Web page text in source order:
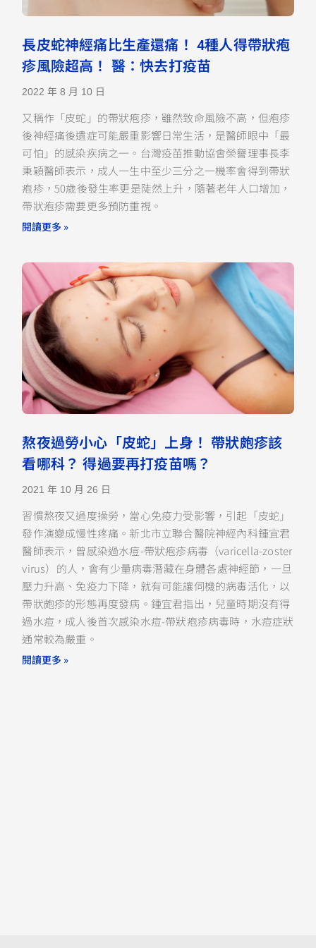
長皮蛇神經痛比生產還痛！ 4種人得帶狀疱
疹風險超高！ 醫：快去打疫苗
2022 年 8 月 10 日
又稱作「皮蛇」的帶狀疱疹，雖然致命風險不高，但疱疹
後神經痛後遺症可能嚴重影響日常生活，是醫師眼中「最
可怕」的感染疾病之一。台灣疫苗推動協會榮譽理事長李
秉穎醫師表示，成人一生中至少三分之一機率會得到帶狀
疱疹，50歲後發生率更是陡然上升，隨著老年人口增加，
帶狀疱疹需要更多預防重視。
閱讀更多 »
熬夜過勞小心「皮蛇」上身！ 帶狀皰疹該
看哪科？ 得過要再打疫苗嗎？
2021 年 10 月 26 日
習慣熬夜又過度操勞，當心免疫力受影響，引起「皮蛇」
發作演變成慢性疼痛。新北市立聯合醫院神經內科鍾宜君
醫師表示，曾感染過水痘-帶狀疱疹病毒（varicella-zoster
virus）的人，會有少量病毒潛藏在身體各處神經節，一旦
壓力升高、免疫力下降，就有可能讓伺機的病毒活化，以
帶狀皰疹的形態再度發病。鍾宜君指出，兒童時期沒有得
過水痘，成人後首次感染水痘-帶狀疱疹病毒時，水痘症狀
通常較為嚴重。
閱讀更多 »